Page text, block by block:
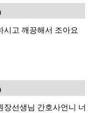
시고 깨끙해서 조아요
장선생님 간호사언니 너